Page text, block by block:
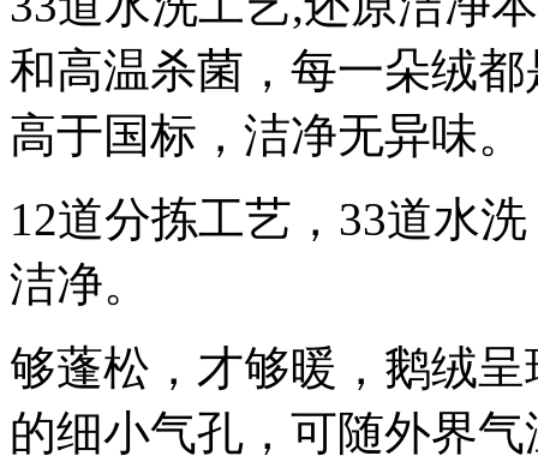
和高温杀菌，每一朵绒
高于国标，洁净无异味。
12道分拣工艺，33道水
洁净。
够蓬松，才够暖，鹅绒
的细小气孔，可随外界